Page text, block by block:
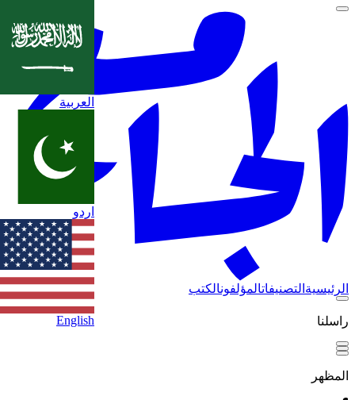
الرئيسية التصنيفاتالمؤلفونالكتب
راسلنا
العربية
اردو
English
المظهر